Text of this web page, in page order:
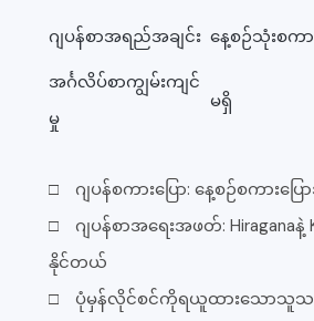
ဂျပန်စာအရည်အချင်း နေ့စဉ်သုံးစက
အင်္ဂလိပ်စာကျွမ်းကျင်
မှု
မရှိ
□ ဂျပန်စကားပြော: နေ့စဉ်စကားပြ
□ ဂျပန်စာအရေးအဖတ်: Hiraganaနဲ့
နိုင်တယ်
□ ပုံမှန်လိုင်စင်ကိုရယူထားသော